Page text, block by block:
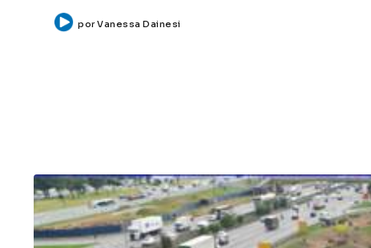
porVanessa Dainesi